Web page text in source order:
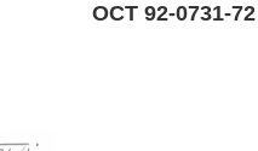
ОСТ 92-0731-72